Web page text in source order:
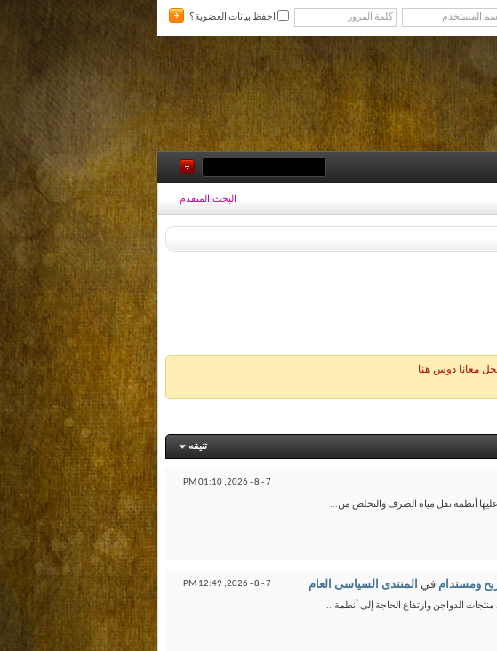
احفظ بيانات العضوية؟
البحث المتقدم
معانا دوس هنا
تنيقه
7 - 8 - 2026,
01:10 PM
أنظمة نقل مياه الصرف والتخلص من...
7 - 8 - 2026,
12:49 PM ومستدام في المنتدى السياسى العام
الدواجن وارتفاع الحاجة إلى أنظمة...